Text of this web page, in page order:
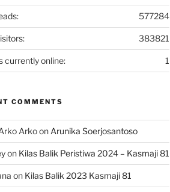
577284
383821
1
currently online:
COMMENTS
Arkoon Arunika Soerjosantoso
on Kilas Balik Peristiwa 2024 – Kasmaji 81
on Kilas Balik 2023 Kasmaji 81